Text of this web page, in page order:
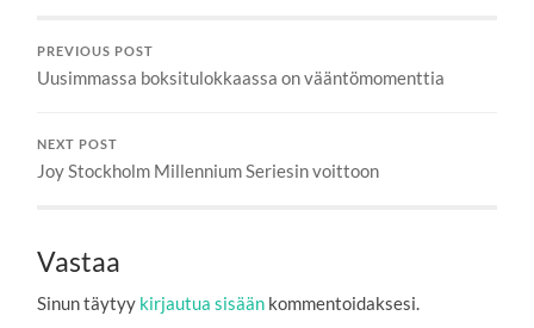
PREVIOUS POST
Uusimmassa boksitulokkaassa on vääntömomenttia
NEXT POST
Joy Stockholm Millennium Seriesin voittoon
Vastaa
Sinun täytyy kirjautua sisään kommentoidaksesi.